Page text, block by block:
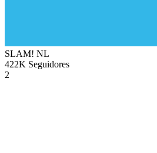
SLAM! NL
422K Seguidores
2